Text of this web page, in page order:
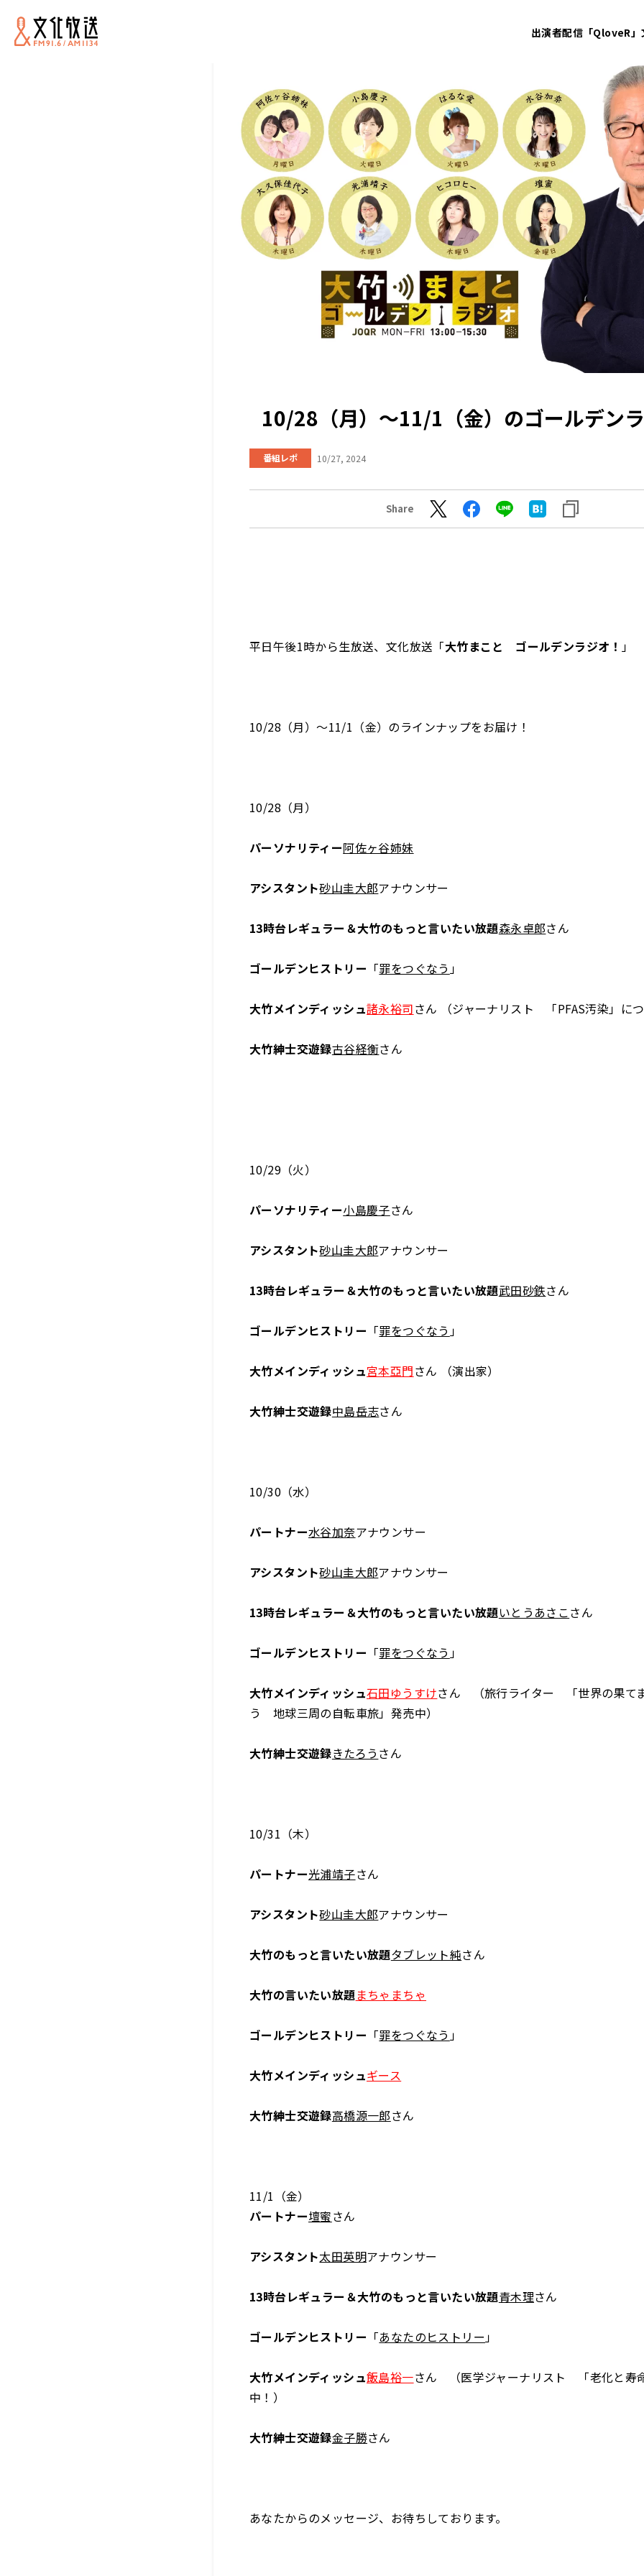
出演者配信「QloveR」
10/28（月）～11/1（金）のゴールデン
番組レポ 10/27, 2024
Share
平日午後1時から生放送、文化放送「大竹まこと ゴールデンラジオ！ 」
10/28（月）～11/1（金）のラインナップをお届け！
10/28（月）
パーソナリティー阿佐ヶ谷姉妹
アシスタント砂山圭大郎アナウンサー
13時台レギュラー＆大竹のもっと言いたい放題森永卓郎さん
ゴールデンヒストリー 「罪をつぐなう 」
大竹メインディッシュ諸永裕司さん （ジャーナリスト 「PFAS汚染」に
大竹紳士交遊録古谷経衡さん
10/29（火）
パーソナリティー小島慶子さん
アシスタント砂山圭大郎アナウンサー
13時台レギュラー＆大竹のもっと言いたい放題武田砂鉄さん
ゴールデンヒストリー 「罪をつぐなう 」
大竹メインディッシュ宮本亞門さん （演出家）
大竹紳士交遊録中島岳志さん
10/30（水）
パートナー水谷加奈アナウンサー
アシスタント砂山圭大郎アナウンサー
13時台レギュラー＆大竹のもっと言いたい放題いとうあさこさん
ゴールデンヒストリー 「罪をつぐなう 」
大竹メインディッシュ石田ゆうすけさん （旅行ライター 「世界の果て
う 地球三周の自転車旅」発売中）
大竹紳士交遊録きたろう さん
10/31（木）
パートナー光浦靖子さん
アシスタント砂山圭大郎アナウンサー
大竹のもっと言いたい放題タブレット純さん
大竹の言いたい放題まちゃまちゃ
ゴールデンヒストリー 「罪をつぐなう 」
大竹メインディッシュギース
大竹紳士交遊録高橋源一郎さん
11/1（金）
パートナー壇蜜さん
アシスタント太田英明アナウンサー
13時台レギュラー＆大竹のもっと言いたい放題青木理さん
ゴールデンヒストリー 「あなたのヒストリー 」
大竹メインディッシュ飯島裕一さん （医学ジャーナリスト 「老化と寿
中！）
大竹紳士交遊録金子勝さん
あなたからのメッセージ、お待ちしております。